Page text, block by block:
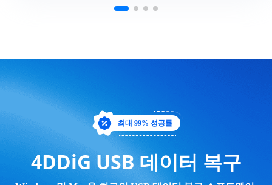
최대 99% 성공률
4DDiG USB 데이터 복구